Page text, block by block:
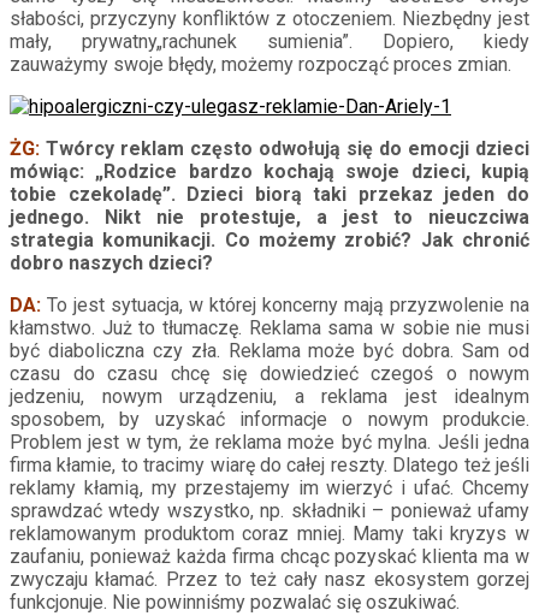
słabości, przyczyny konfliktów z otoczeniem. Niezbędny jest
mały, prywatny„rachunek sumienia”. Dopiero, kiedy
zauważymy swoje błędy, możemy rozpocząć proces zmian.
ŻG: Twórcy reklam często odwołują się do emocji dzieci
mówiąc: „Rodzice bardzo kochają swoje dzieci, kupią
tobie czekoladę”. Dzieci biorą taki przekaz jeden do
jednego. Nikt nie protestuje, a jest to nieuczciwa
strategia komunikacji. Co możemy zrobić? Jak chronić
dobro naszych dzieci?
DA: To jest sytuacja, w której koncerny mają przyzwolenie na
kłamstwo. Już to tłumaczę. Reklama sama w sobie nie musi
być diaboliczna czy zła. Reklama może być dobra. Sam od
czasu do czasu chcę się dowiedzieć czegoś o nowym
jedzeniu, nowym urządzeniu, a reklama jest idealnym
sposobem, by uzyskać informacje o nowym produkcie.
Problem jest w tym, że reklama może być mylna. Jeśli jedna
firma kłamie, to tracimy wiarę do całej reszty. Dlatego też jeśli
reklamy kłamią, my przestajemy im wierzyć i ufać. Chcemy
sprawdzać wtedy wszystko, np. składniki – ponieważ ufamy
reklamowanym produktom coraz mniej. Mamy taki kryzys w
zaufaniu, ponieważ każda firma chcąc pozyskać klienta ma w
zwyczaju kłamać. Przez to też cały nasz ekosystem gorzej
funkcjonuje. Nie powinniśmy pozwalać się oszukiwać.